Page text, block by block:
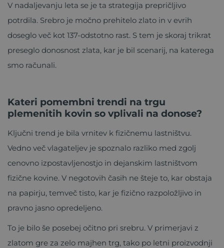
V nadaljevanju leta se je ta strategija prepričljivo
potrdila. Srebro je močno prehitelo zlato in v evrih
doseglo več kot 137-odstotno rast. S tem je skoraj trikrat
preseglo donosnost zlata, kar je bil scenarij, na katerega
smo računali.
Kateri pomembni trendi na trgu
plemenitih kovin so vplivali na donose?
Ključni trend je bila vrnitev k fizičnemu lastništvu.
Vedno več vlagateljev je spoznalo razliko med zgolj
cenovno izpostavljenostjo in dejanskim lastništvom
fizične kovine. V negotovih časih ne šteje to, kar obstaja
na papirju, temveč tisto, kar je fizično razpoložljivo in
pravno jasno opredeljeno.
To je bilo še posebej očitno pri srebru. V primerjavi z
zlatom gre za zelo majhen trg, tako po letni proizvodnji